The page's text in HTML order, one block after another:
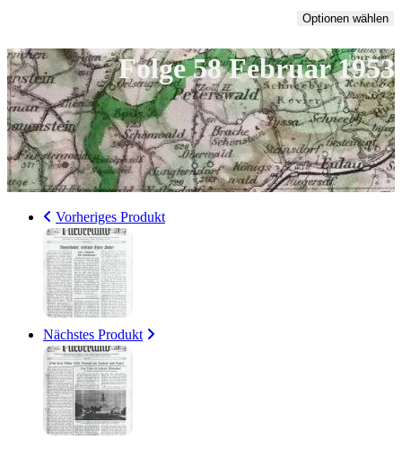
Optionen wählen
Folge 58 Februar 1953
Vorheriges Produkt
Nächstes Produkt